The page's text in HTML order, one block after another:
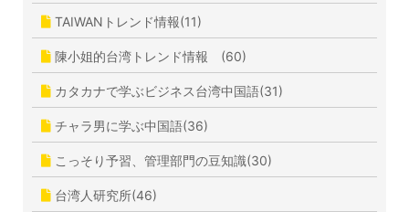
TAIWANトレンド情報(11)
陳小姐的台湾トレンド情報 (60)
カタカナで学ぶビジネス台湾中国語(31)
チャラ男に学ぶ中国語(36)
こっそり予習、管理部門の豆知識(30)
台湾人研究所(46)